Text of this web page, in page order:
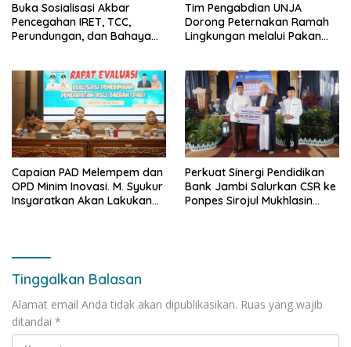
Buka Sosialisasi Akbar
Pencegahan IRET, TCC,
Perundungan, dan Bahaya
bisa jaga diri, 60% masa
depan sudah ada di tangan”
Tim Pengabdian UNJA
Dorong Peternakan Ramah
Lingkungan melalui Pakan
Capaian PAD Melempem dan
OPD Minim Inovasi. M. Syukur
Insyaratkan Akan Lakukan
Perkuat Sinergi Pendidikan
Bank Jambi Salurkan CSR ke
Ponpes Sirojul Mukhlasin
Tinggalkan Balasan
Alamat email Anda tidak akan dipublikasikan. Ruas yang wajib
ditandai *